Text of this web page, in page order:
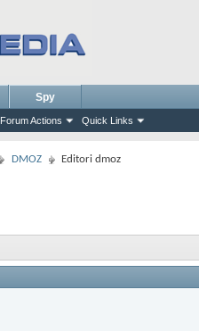
Forum Actions Quick Links
Spy
DMOZ Editori dmoz